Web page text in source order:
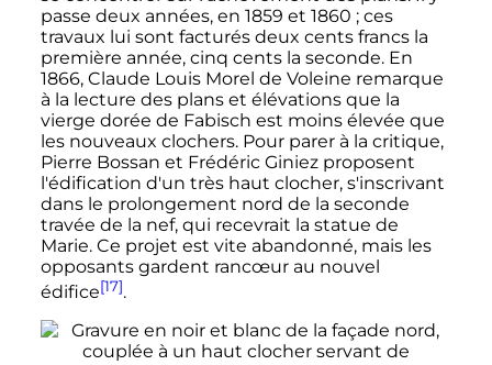
passe deux années, en 1859 et 1860 ; ces
travaux lui sont facturés deux cents francs la
première année, cinq cents la seconde. En
1866, Claude Louis Morel de Voleine remarque
à la lecture des plans et élévations que la
vierge dorée de Fabisch est moins élevée que
les nouveaux clochers. Pour parer à la critique,
Pierre Bossan et Frédéric Giniez proposent
l'édification d'un très haut clocher, s'inscrivant
dans le prolongement nord de la seconde
travée de la nef, qui recevrait la statue de
Marie. Ce projet est vite abandonné, mais les
opposants gardent rancœur au nouvel
édifice[17].